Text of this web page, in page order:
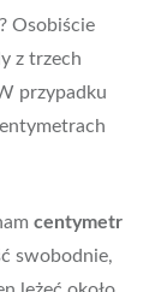
Osobiście
z trzech
przypadku
centymetr
swobodnie,